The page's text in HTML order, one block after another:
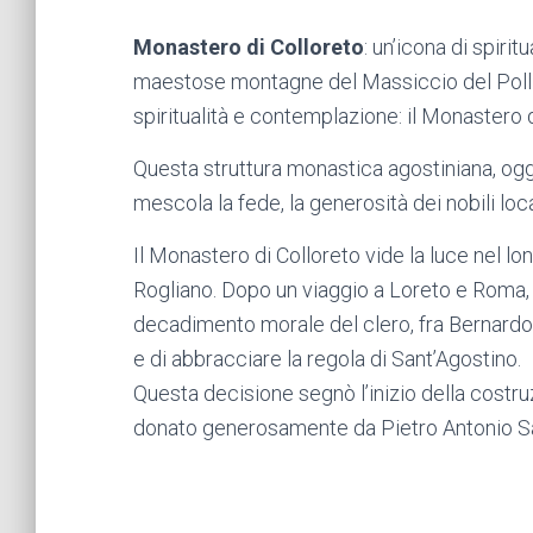
Monastero di Colloreto: un’icona di
maestose montagne del Massiccio del
spiritualità e contemplazione: il Monastero
Questa struttura monastica agostiniana,
mescola la fede, la generosità dei nobili
Il Monastero di Colloreto vide la luce nel
Rogliano. Dopo un viaggio a Loreto e
decadimento morale del clero, fra
e di abbracciare la regola di Sant’Agostino.
Questa decisione segnò l’inizio della
donato generosamente da Pietro Antonio